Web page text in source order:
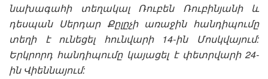
նախագահի տեղակալ Ռուբեն Ռուբինյանի և
դեսպան Սերդար Քըլըչի առաջին հանդիպումը
տեղի է ունեցել հունվարի 14-ին Մոսկվայում:
Երկրորդ հանդիպումը կայացել է փետրվարի 24-
ին Վիեննայում: